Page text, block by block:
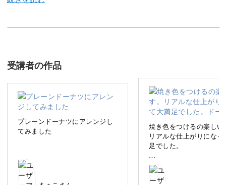
り方をご紹介します♪
お子様の成長は早いもので、あっと言う間に大きくなって
しまいますよね。
お子様が成長する期間は、保護者の方・お子様ご本人にと
っても特別な時間です。
受講者の作品
プレーンドーナツにアレンジし
てみました
焼き色をつけるの楽しい
リアルな仕上がりになっ
足でした。
ドーナツ講座を受講する
りキット購入したのです